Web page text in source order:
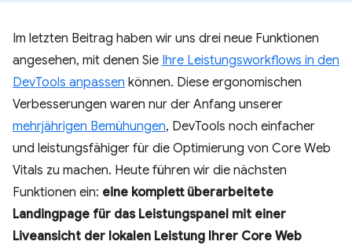
Im letzten Beitrag haben wir uns drei neue Funktionen
angesehen, mit denen Sie Ihre Leistungsworkflows in den
DevTools anpassen können. Diese ergonomischen
Verbesserungen waren nur der Anfang unserer
mehrjährigen Bemühungen, DevTools noch einfacher
und leistungsfähiger für die Optimierung von Core Web
Vitals zu machen. Heute führen wir die nächsten
Funktionen ein: eine komplett überarbeitete
Landingpage für das Leistungspanel mit einer
Liveansicht der lokalen Leistung Ihrer Core Web